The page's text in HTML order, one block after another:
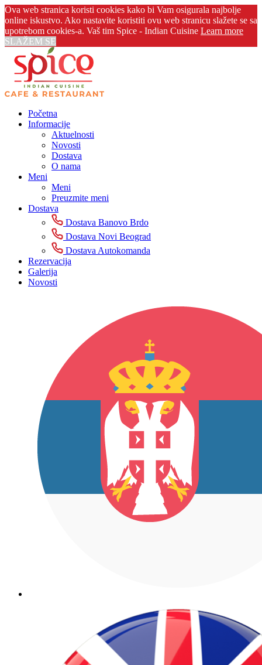
Ova web stranica koristi cookies kako bi Vam osigurala najbolje
online iskustvo. Ako nastavite koristiti ovu web stranicu slažete se sa
upotrebom cookies-a. Vaš tim Spice - Indian Cuisine Learn more
SLAŽEM SE
Početna
Informacije
Aktuelnosti
Novosti
Dostava
O nama
Meni
Meni
Preuzmite meni
Dostava
Dostava Banovo Brdo
Dostava Novi Beograd
Dostava Autokomanda
Rezervacija
Galerija
Novosti